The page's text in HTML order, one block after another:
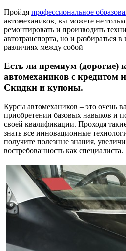
Пройдя профессиональное
автомехаников, вы можете не
ремонтировать и производить
автотранспорта, но и разбираться
различиях между собой.
Есть ли премиум (дорогие)
автомехаников с кредитом
Скидки и купоны.
Курсы автомехаников – это очень
приобретении базовых навыков и
своей квалификации. Проходя
знать все инновационные
получите полезные знания,
востребованность как специалиста.